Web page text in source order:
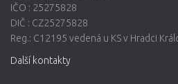
IČO : 25275828
DIČ : CZ25275828
Reg.: C12195 vedená u KS v Hradci
Další kontakty